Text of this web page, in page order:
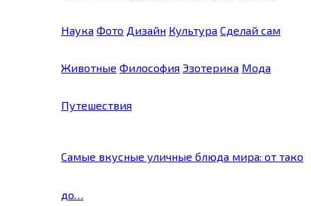
Наука Фото Дизайн Культура Сделай сам
Животные Философия Эзотерика Мода
Путешествия
Самые вкусные уличные блюда мира: от тако
до…